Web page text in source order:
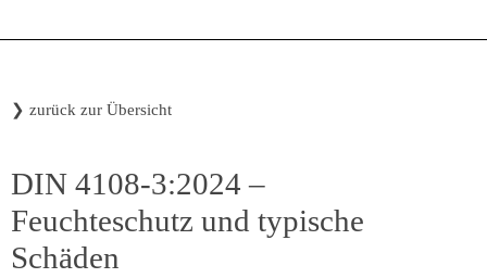
❯ zurück zur Übersicht
DIN 4108-3:2024 –
Feuchteschutz und typische
Schäden